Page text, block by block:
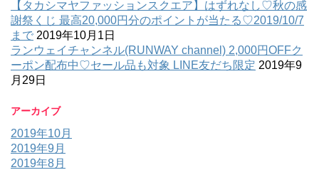
【タカシマヤファッションスクエア】はずれなし♡秋の感
謝祭くじ 最高20,000円分のポイントが当たる♡2019/10/7
まで 2019年10月1日
ランウェイチャンネル(RUNWAY channel) 2,000円OFFク
ーポン配布中♡セール品も対象 LINE友だち限定 2019年9
月29日
アーカイブ
2019年10月
2019年9月
2019年8月